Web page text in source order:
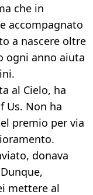
che in
accompagnato
a nascere oltre
ogni anno aiuta
al Cielo, ha
Us. Non ha
premio per via
donava
mettere al